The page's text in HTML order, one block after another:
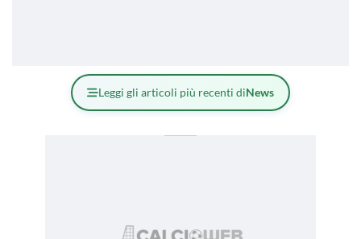
Leggi gli articoli più recenti diNews